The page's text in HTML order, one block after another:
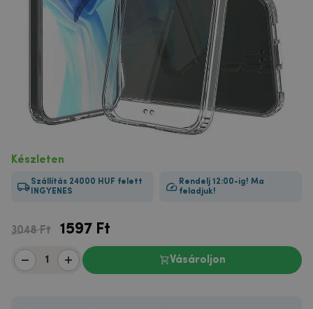
Készleten
Szállítás 24000 HUF felett
INGYENES
Rendelj 12:00-ig! Ma
feladjuk!
3048 Ft 1597 Ft
Vásároljon